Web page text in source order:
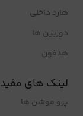
هارد داخلی
دوربین ها
هدفون
لینک های مفید
پرو موشن ها